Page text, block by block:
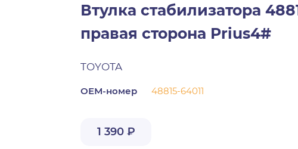
Втулка стабилизатора
правая сторона Prius4#
TOYOTA
ОЕМ-номер 48815-64011
1 390 ₽